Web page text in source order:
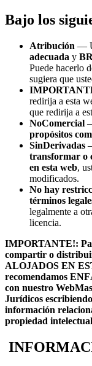
Bajo los
Atribución —
adecuada y
Puede hacerlo
sugiera que
redirija a esta
que redirija a
NoComercial
propósitos
SinDerivadas
transformar o
en esta web,
modificados.
No hay
términos
legalmente a
licencia.
IMPORTANTE!:
compartir o
ALOJADOS EN
recomendamos
con nuestro
Jurídicos
información
propiedad